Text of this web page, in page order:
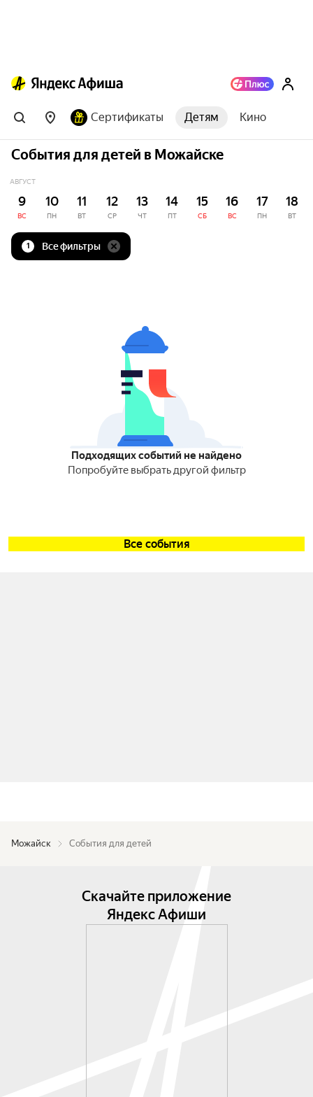
Сертификаты Детям Кино
События для детей в Можайске
АВГУСТ
9
ВС
10
ПН
11
ВТ
12
СР
13
ЧТ
14
ПТ
15
СБ
16
ВС
17
ПН
18
ВТ
1 Все фильтры
Подходящих событий не найдено
Попробуйте выбрать другой фильтр
Все события
Можайск События для детей
Скачайте приложение
Яндекс Афиши